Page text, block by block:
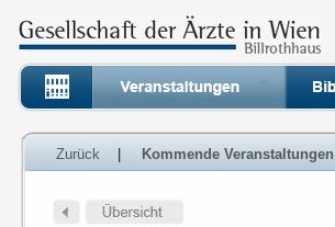
Zurück Kommende Veranstaltungen